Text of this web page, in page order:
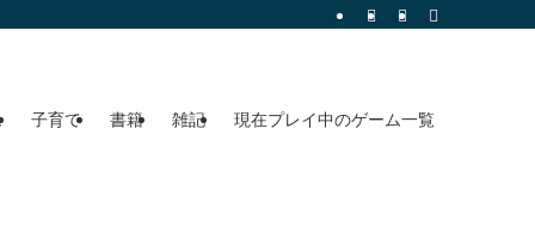
子育て 書籍 雑記 現在プレイ中のゲーム一覧